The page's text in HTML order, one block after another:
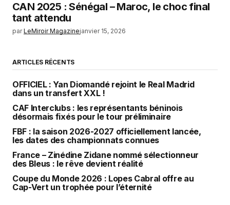
CAN 2025 : Sénégal – Maroc, le choc final
tant attendu
par LeMiroir Magazinejanvier 15, 2026
ARTICLES RÉCENTS
OFFICIEL : Yan Diomandé rejoint le Real Madrid
dans un transfert XXL !
CAF Interclubs : les représentants béninois
désormais fixés pour le tour préliminaire
FBF : la saison 2026-2027 officiellement lancée,
les dates des championnats connues
France – Zinédine Zidane nommé sélectionneur
des Bleus : le rêve devient réalité
Coupe du Monde 2026 : Lopes Cabral offre au
Cap-Vert un trophée pour l’éternité